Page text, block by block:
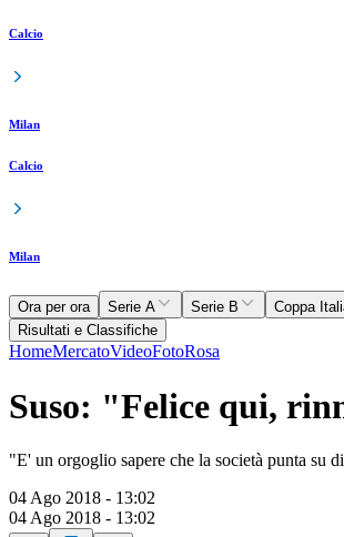
Calcio
Milan
Calcio
Milan
Ora per ora Serie A Serie B Coppa
Risultati e Classifiche
HomeMercatoVideoFotoRosa
Suso: "Felice qui,
"E' un orgoglio sapere che la società punta
04 Ago 2018 - 13:02
04 Ago 2018 - 13:02